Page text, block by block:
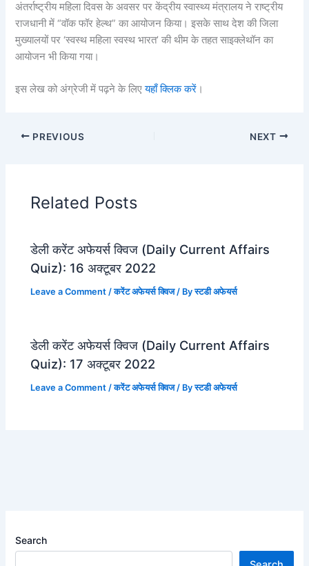
अंतर्राष्ट्रीय महिला दिवस के अवसर पर केंद्रीय स्वास्थ्य मंत्रालय ने राष्ट्रीय
राजधानी में “वॉक फॉर हेल्थ” का आयोजन किया। इसके साथ देश की जिला
मुख्यालयों पर ‘स्वस्थ महिला स्वस्थ भारत’ की थीम के तहत साइक्लेथॉन का
आयोजन भी किया गया।
इस लेख को अंग्रेजी में पढ़ने के लिएयहाँ क्लिक करें ।
PREVIOUS NEXT
Related Posts
डेली करेंट अफेयर्स क्विज (Daily Current Affairs
Quiz): 16 अक्टूबर 2022
Leave a Comment /करेंट अफेयर्स क्विज/ Byस्टडी अफेयर्स
डेली करेंट अफेयर्स क्विज (Daily Current Affairs
Quiz): 17 अक्टूबर 2022
Leave a Comment /करेंट अफेयर्स क्विज/ Byस्टडी अफेयर्स
Search